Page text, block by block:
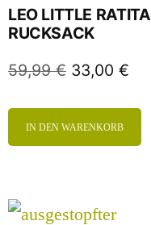
LEO LITTLE RATITA
RUCKSACK
59,99€ 33,00 €
IN DEN WARENKORB